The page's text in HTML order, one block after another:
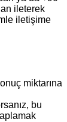
ileterek
iletişime
miktarına
bu